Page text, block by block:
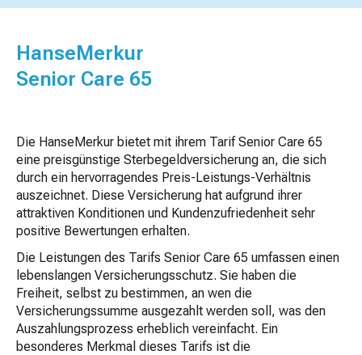
HanseMerkur
Senior Care 65
Die HanseMerkur bietet mit ihrem Tarif Senior Care 65
eine preisgünstige Sterbegeldversicherung an, die sich
durch ein hervorragendes Preis-Leistungs-Verhältnis
auszeichnet. Diese Versicherung hat aufgrund ihrer
attraktiven Konditionen und Kundenzufriedenheit sehr
positive Bewertungen erhalten.
Die Leistungen des Tarifs Senior Care 65 umfassen einen
lebenslangen Versicherungsschutz. Sie haben die
Freiheit, selbst zu bestimmen, an wen die
Versicherungssumme ausgezahlt werden soll, was den
Auszahlungsprozess erheblich vereinfacht. Ein
besonderes Merkmal dieses Tarifs ist die